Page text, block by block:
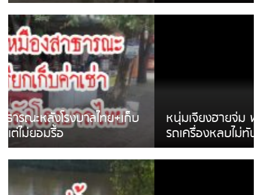
หนุ่มเจียงฮายจ่ม พบถังน้ำดื่มตกกลางถนน
รถเครื่องหลบไม่ทันล้มบาดเจ็บ